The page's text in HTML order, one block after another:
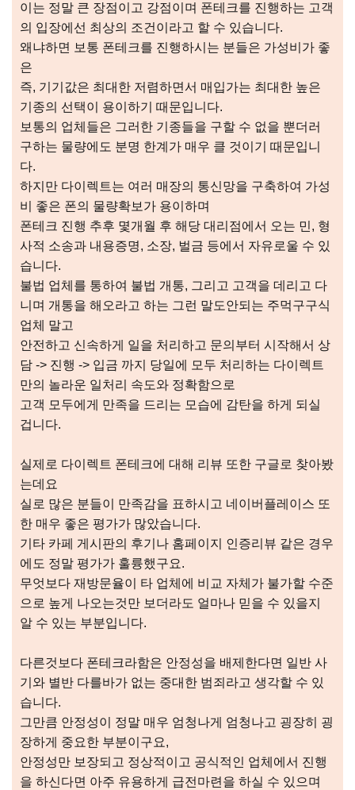
이는 정말 큰 장점이고 강점이며 폰테크를 진행하는 고객
의 입장에선 최상의 조건이라고 할 수 있습니다.
왜냐하면 보통 폰테크를 진행하시는 분들은 가성비가 좋
은
즉, 기기값은 최대한 저렴하면서 매입가는 최대한 높은
기종의 선택이 용이하기 때문입니다.
보통의 업체들은 그러한 기종들을 구할 수 없을 뿐더러
구하는 물량에도 분명 한계가 매우 클 것이기 때문입니
다.
하지만 다이렉트는 여러 매장의 통신망을 구축하여 가성
비 좋은 폰의 물량확보가 용이하며
폰테크 진행 추후 몇개월 후 해당 대리점에서 오는 민, 형
사적 소송과 내용증명, 소장, 벌금 등에서 자유로울 수 있
습니다.
불법 업체를 통하여 불법 개통, 그리고 고객을 데리고 다
니며 개통을 해오라고 하는 그런 말도안되는 주먹구구식
업체 말고
안전하고 신속하게 일을 처리하고 문의부터 시작해서 상
담 -> 진행 -> 입금 까지 당일에 모두 처리하는 다이렉트
만의 놀라운 일처리 속도와 정확함으로
고객 모두에게 만족을 드리는 모습에 감탄을 하게 되실
겁니다.
실제로 다이렉트 폰테크에 대해 리뷰 또한 구글로 찾아봤
는데요
실로 많은 분들이 만족감을 표하시고 네이버플레이스 또
한 매우 좋은 평가가 많았습니다.
기타 카페 게시판의 후기나 홈페이지 인증리뷰 같은 경우
에도 정말 평가가 훌륭했구요.
무엇보다 재방문율이 타 업체에 비교 자체가 불가할 수준
으로 높게 나오는것만 보더라도 얼마나 믿을 수 있을지
알 수 있는 부분입니다.
다른것보다 폰테크라함은 안정성을 배제한다면 일반 사
기와 별반 다를바가 없는 중대한 범죄라고 생각할 수 있
습니다.
그만큼 안정성이 정말 매우 엄청나게 엄청나고 굉장히 굉
장하게 중요한 부분이구요,
안정성만 보장되고 정상적이고 공식적인 업체에서 진행
을 하신다면 아주 유용하게 급전마련을 하실 수 있으며